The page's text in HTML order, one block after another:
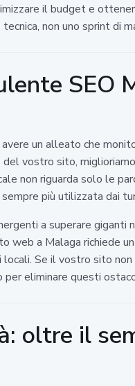
il budget e
non uno sprint di
un alleato che
vostro sito,
non riguarda solo le
più utilizzata dai
a superare giganti
a Malaga richiede
Se il vostro sito
eliminare questi
oltre il